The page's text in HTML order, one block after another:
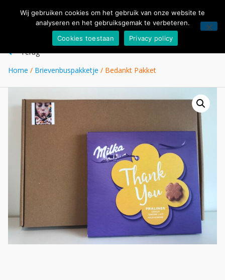
Terug
Home / Brievenbuspakketje / Bedankt Pakket
Wij gebruiken cookies om het gebruik van onze website te
analyseren en het gebruiksgemak te verbeteren.
Cookies toestaan
Privacy policy